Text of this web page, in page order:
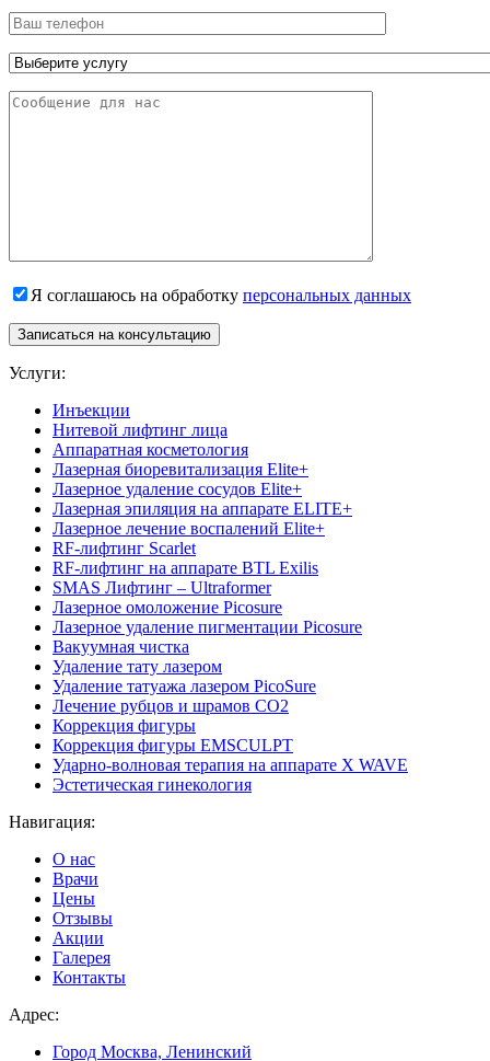
Я соглашаюсь на обработку персональных данных
Записаться на консультацию
Услуги:
Инъекции
Нитевой лифтинг лица
Аппаратная косметология
Лазерная биоревитализация Elite+
Лазерное удаление сосудов Elite+
Лазерная эпиляция на аппарате ELITE+
Лазерное лечение воспалений Elite+
RF-лифтинг Scarlet
RF-лифтинг на аппарате BTL Exilis
SMAS Лифтинг – Ultraformer
Лазерное омоложение Picosure
Лазерное удаление пигментации Picosure
Вакуумная чистка
Удаление тату лазером
Удаление татуажа лазером PicoSure
Лечение рубцов и шрамов CO2
Коррекция фигуры
Коррекция фигуры EMSCULPT
Ударно-волновая терапия на аппарате X WAVE
Эстетическая гинекология
Навигация:
О нас
Врачи
Цены
Отзывы
Акции
Галерея
Контакты
Адрес:
Город Москва, Ленинский